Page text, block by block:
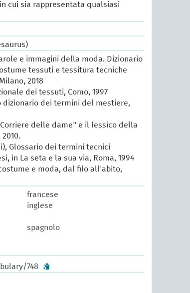
cui sia rappresentata qualsiasi
e immagini della moda. Dizionario
tessuti e tessitura tecniche
2018
dei tessuti, Como, 1997
dizionario dei termini del mestiere,
delle dame" e il lessico della
Glossario dei termini tecnici
in La seta e la sua via, Roma, 1994
e moda, dal filo all'abito,
francese
inglese
spagnolo
748